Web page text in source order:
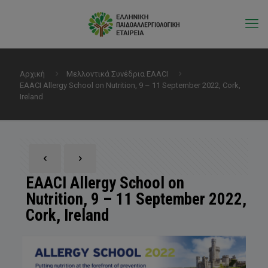
Αρχική
Μελλοντικά Συνέδρια EAACI
EAACI Allergy School on Nutrition, 9 – 11 September 2022, Cork,
Ireland
EAACI Allergy School on
Nutrition, 9 – 11 September 2022,
Cork, Ireland